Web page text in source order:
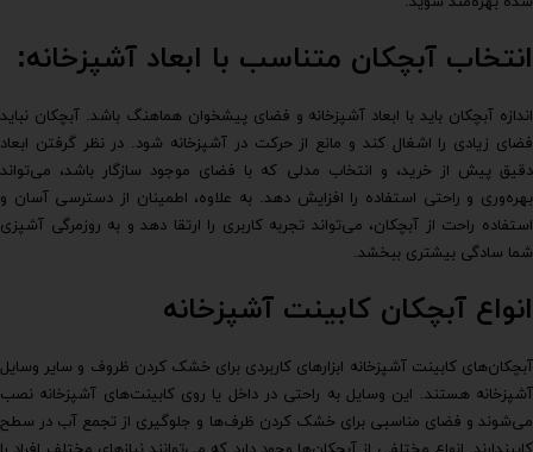
انتخاب آبچکان متناسب با ابعاد آشپزخانه:
اندازه آبچکان باید با ابعاد آشپزخانه و فضای پیشخوان هماهنگ باشد. آبچکان نباید
فضای زیادی را اشغال کند و مانع از حرکت در آشپزخانه شود. در نظر گرفتن ابعاد
دقیق پیش از خرید، و انتخاب مدلی که با فضای موجود سازگار باشد، می‌تواند
بهره‌وری و راحتی استفاده را افزایش دهد. به علاوه، اطمینان از دسترسی آسان و
استفاده راحت از آبچکان، می‌تواند تجربه کاربری را ارتقا دهد و به روزمرگی آشپزی
شما سادگی بیشتری ببخشد.
انواع آبچکان کابینت آشپزخانه
آبچکان‌های کابینت آشپزخانه ابزارهای کاربردی برای خشک کردن ظروف و سایر وسایل
آشپزخانه هستند. این وسایل به راحتی در داخل یا روی کابینت‌های آشپزخانه نصب
می‌شوند و فضای مناسبی برای خشک کردن ظرف‌ها و جلوگیری از تجمع آب در سطح